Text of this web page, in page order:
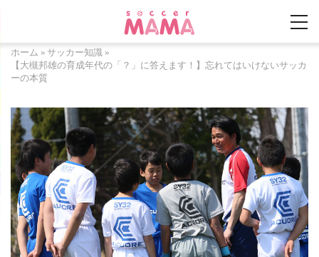
ホーム » サッカー知識 »
【大槻邦雄の育成年代の「？」に答えます！】忘れてはいけないサッカ
ーの本質